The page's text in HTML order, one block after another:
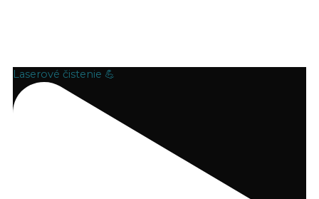
Laserové čistenie 💪